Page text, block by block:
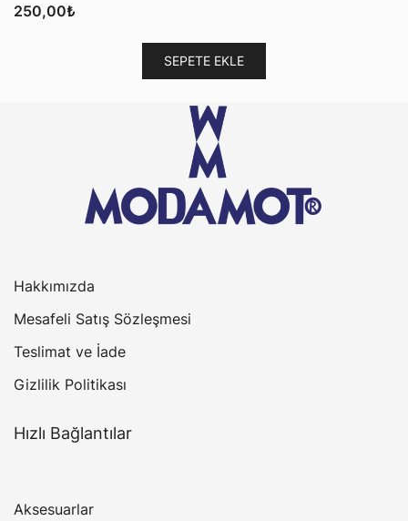
250,00₺
SEPETE EKLE
Hakkımızda
Mesafeli Satış Sözleşmesi
Teslimat ve İade
Gizlilik Politikası
Hızlı Bağlantılar
Aksesuarlar